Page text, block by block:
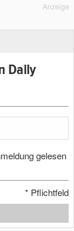
Anzeige
Daily
gelesen
* Pflichtfeld